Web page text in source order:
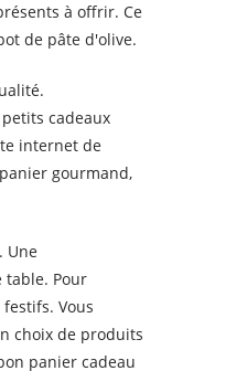
à offrir. Ce
de pâte d'olive.
cadeaux
internet de
gourmand,
Une
table. Pour
Vous
choix de produits
panier cadeau